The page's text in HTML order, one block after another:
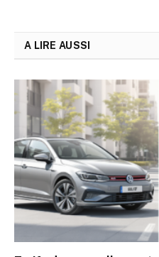
A LIRE AUSSI